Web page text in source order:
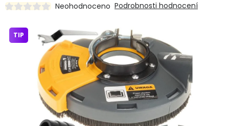
Dílna
Domácnost
Dětská hřiště
Autodoplňky
Neohodnoceno Podrobnosti hodnocení
TIP